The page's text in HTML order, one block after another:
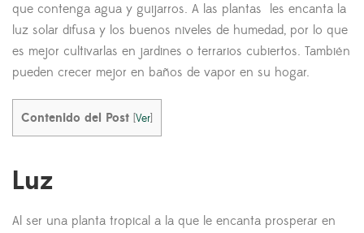
que contenga agua y guijarros. A las plantas les encanta la
luz solar difusa y los buenos niveles de humedad, por lo que
es mejor cultivarlas en jardines o terrarios cubiertos. También
pueden crecer mejor en baños de vapor en su hogar.
Contenido del Post [Ver]
Luz
Al ser una planta tropical a la que le encanta prosperar en